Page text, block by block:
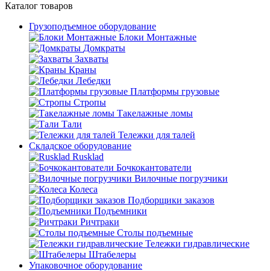
Каталог товаров
Грузоподъемное оборудование
Блоки Монтажные
Домкраты
Захваты
Краны
Лебедки
Платформы грузовые
Стропы
Такелажные ломы
Тали
Тележки для талей
Складское оборудование
Rusklad
Бочкокантователи
Вилочные погрузчики
Колеса
Подборщики заказов
Подъемники
Ричтраки
Столы подъемные
Тележки гидравлические
Штабелеры
Упаковочное оборудование